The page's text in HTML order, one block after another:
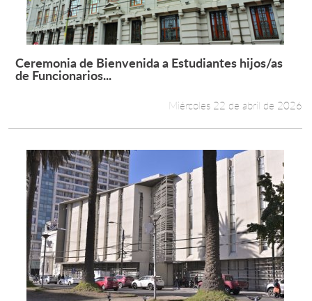
Leer más +
Ceremonia de Bienvenida a Estudiantes hijos/as
de Funcionarios...
Miércoles 22 de abril de 2026